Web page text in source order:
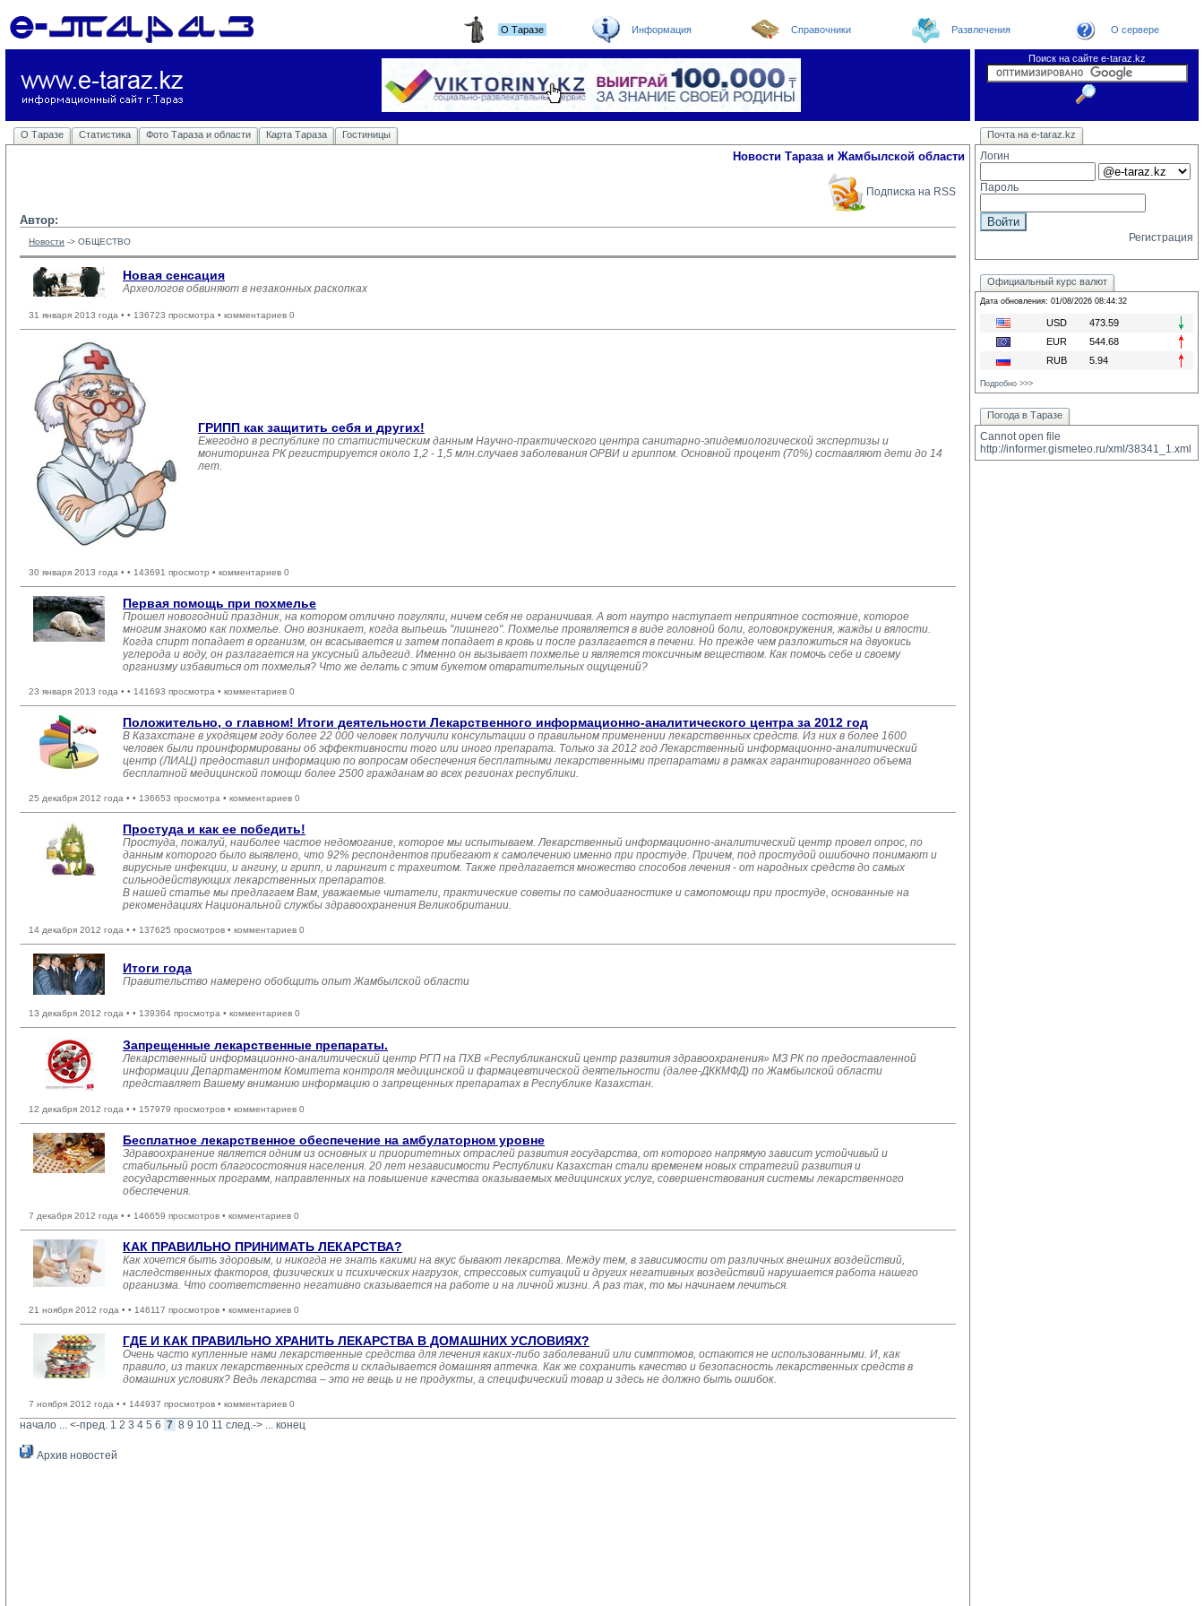
О Таразе Информация Справочники Развлечения О сервере
Поиск на сайте e-taraz.kz
О Таразе Статистика Фото Тараза и области Карта Тараза Гостиницы Новости Погода в Таразе
Телефоный справочник
Видеоконференция
Новости e-taraz
Новости Тараза и Жамбылской области
Подписка на RSS
Автор:
Новости -> ОБЩЕСТВО
Новая сенсация
Археологов обвиняют в незаконных раскопках
31 января 2013 года • • 136723 просмотра • комментариев 0
ГРИПП как защитить себя и других!
Ежегодно в республике по статистическим данным Научно-практического центра санитарно-эпидемиологической экспертизы и
мониторинга РК регистрируется около 1,2 - 1,5 млн.случаев заболевания ОРВИ и гриппом. Основной процент (70%) составляют дети до 14
лет.
30 января 2013 года • • 143691 просмотр • комментариев 0
Первая помощь при похмелье
Прошел новогодний праздник, на котором отлично погуляли, ничем себя не ограничивая. А вот наутро наступает неприятное состояние, которое
многим знакомо как похмелье. Оно возникает, когда выпьешь "лишнего". Похмелье проявляется в виде головной боли, головокружения, жажды и вялости.
Когда спирт попадает в организм, он всасывается и затем попадает в кровь и после разлагается в печени. Но прежде чем разложиться на двуокись
углерода и воду, он разлагается на уксусный альдегид. Именно он вызывает похмелье и является токсичным веществом. Как помочь себе и своему
организму избавиться от похмелья? Что же делать с этим букетом отвратительных ощущений?
23 января 2013 года • • 141693 просмотра • комментариев 0
Положительно, о главном! Итоги деятельности Лекарственного информационно-аналитического центра за 2012 год
В Казахстане в уходящем году более 22 000 человек получили консультации о правильном применении лекарственных средств. Из них в более 1600
человек были проинформированы об эффективности того или иного препарата. Только за 2012 год Лекарственный информационно-аналитический
центр (ЛИАЦ) предоставил информацию по вопросам обеспечения бесплатными лекарственными препаратами в рамках гарантированного объема
бесплатной медицинской помощи более 2500 гражданам во всех регионах республики.
25 декабря 2012 года • • 136653 просмотра • комментариев 0
Простуда и как ее победить!
Простуда, пожалуй, наиболее частое недомогание, которое мы испытываем. Лекарственный информационно-аналитический центр провел опрос, по
данным которого было выявлено, что 92% респондентов прибегают к самолечению именно при простуде. Причем, под простудой ошибочно понимают и
вирусные инфекции, и ангину, и грипп, и ларингит с трахеитом. Также предлагается множество способов лечения - от народных средств до самых
сильнодействующих лекарственных препаратов.
В нашей статье мы предлагаем Вам, уважаемые читатели, практические советы по самодиагностике и самопомощи при простуде, основанные на
рекомендациях Национальной службы здравоохранения Великобритании.
14 декабря 2012 года • • 137625 просмотров • комментариев 0
Итоги года
Правительство намерено обобщить опыт Жамбылской области
13 декабря 2012 года • • 139364 просмотра • комментариев 0
Запрещенные лекарственные препараты.
Лекарственный информационно-аналитический центр РГП на ПХВ «Республиканский центр развития здравоохранения» МЗ РК по предоставленной
информации Департаментом Комитета контроля медицинской и фармацевтической деятельности (далее-ДККМФД) по Жамбылской области
представляет Вашему вниманию информацию о запрещенных препаратах в Республике Казахстан.
12 декабря 2012 года • • 157979 просмотров • комментариев 0
Бесплатное лекарственное обеспечение на амбулаторном уровне
Здравоохранение является одним из основных и приоритетных отраслей развития государства, от которого напрямую зависит устойчивый и
стабильный рост благосостояния населения. 20 лет независимости Республики Казахстан стали временем новых стратегий развития и
государственных программ, направленных на повышение качества оказываемых медицинских услуг, совершенствования системы лекарственного
обеспечения.
7 декабря 2012 года • • 146659 просмотров • комментариев 0
КАК ПРАВИЛЬНО ПРИНИМАТЬ ЛЕКАРСТВА?
Как хочется быть здоровым, и никогда не знать какими на вкус бывают лекарства. Между тем, в зависимости от различных внешних воздействий,
наследственных факторов, физических и психических нагрузок, стрессовых ситуаций и других негативных воздействий нарушается работа нашего
организма. Что соответственно негативно сказывается на работе и на личной жизни. А раз так, то мы начинаем лечиться.
21 ноября 2012 года • • 146117 просмотров • комментариев 0
ГДЕ И КАК ПРАВИЛЬНО ХРАНИТЬ ЛЕКАРСТВА В ДОМАШНИХ УСЛОВИЯХ?
Очень часто купленные нами лекарственные средства для лечения каких-либо заболеваний или симптомов, остаются не использованными. И, как
правило, из таких лекарственных средств и складывается домашняя аптечка. Как же сохранить качество и безопасность лекарственных средств в
домашних условиях? Ведь лекарства – это не вещь и не продукты, а специфический товар и здесь не должно быть ошибок.
7 ноября 2012 года • • 144937 просмотров • комментариев 0
начало ... <-пред. 1 2 3 4 5 6 7 8 9 10 11 след.-> ... конец
Архив новостей
Почта на e-taraz.kz
Логин
Пароль
Регистрация
Официальный курс валют
Дата обновления: 01/08/2026 08:44:32
USD
473.59
EUR
544.68
RUB
5.94
Подробно >>>
Погода в Таразе
Cannot open file
http://informer.gismeteo.ru/xml/38341_1.xml